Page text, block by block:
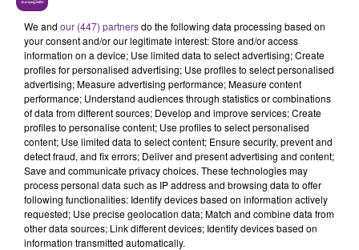
We and our (447) partnersdo the following data processing based on
your consent and/or our legitimate interest: Store and/or access
information on a device; Use limited data to select advertising; Create
profiles for personalised advertising; Use profiles to select personalised
advertising; Measure advertising performance; Measure content
performance; Understand audiences through statistics or combinations
of data from different sources; Develop and improve services; Create
profiles to personalise content; Use profiles to select personalised
content; Use limited data to select content; Ensure security, prevent and
detect fraud, and fix errors; Deliver and present advertising and content;
Save and communicate privacy choices. These technologies may
process personal data such as IP address and browsing data to offer
following functionalities: Identify devices based on information actively
requested; Use precise geolocation data; Match and combine data from
other data sources; Link different devices; Identify devices based on
information transmitted automatically.